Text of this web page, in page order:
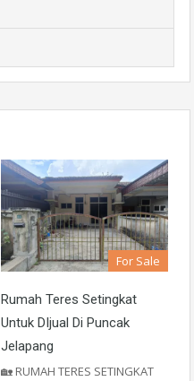
For Sale
Rumah Teres Setingkat
Untuk DIjual Di Puncak
Jelapang
🏡 RUMAH TERES SETINGKAT